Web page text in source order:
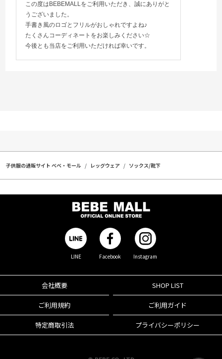
この度はBEBEMALLをご利用いただき、誠にありがと
うございました。
手書き風のロゴとフリルがおしゃれですよね♪
たくさんコーディネートをお楽しみください☆
今後とも当店をご利用いただければ幸いです。
子供服の通販サイト ベベ・モール レッグウェア ソックス/靴下
LINE Facebook Instagram
会社概要 SHOP LIST
ご利用規約 ご利用ガイド
特定商取引法 プライバシーポリシー